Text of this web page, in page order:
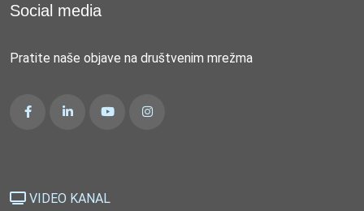
Social media
Pratite naše objave na društvenim mrežma
VIDEO KANAL